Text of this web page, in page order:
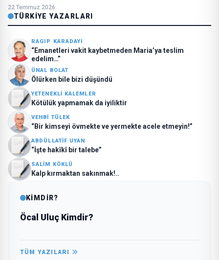
22 Temmuz 2026
TÜRKIYE YAZARLARI
RAGIP KARADAYI
“Emanetleri vakit kaybetmeden Maria’ya teslim
edelim…”
ÜNAL BOLAT
Ölürken bile bizi düşündü
YETENEKLI KALEMLER
Kötülük yapmamak da iyiliktir
VEHBI TÜLEK
“Bir kimseyi övmekte ve yermekte acele etmeyin!”
ABDÜLLATIF UYAN
“İşte hakîkî bir talebe”
SALIM KÖKLÜ
Kalp kırmaktan sakınmak!..
KİMDİR?
Öcal Uluç Kimdir?
TÜM YAZILARI